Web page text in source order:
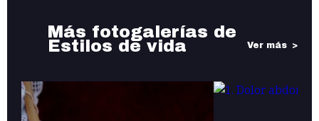
Más fotogalerías de
Estilos de vida Ver más